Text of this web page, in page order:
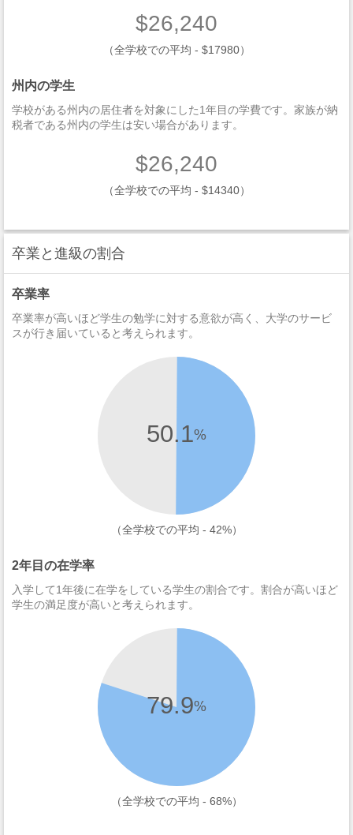
$26,240
（全学校での平均 - $17980）
州内の学生
学校がある州内の居住者を対象にした1年目の学費です。家族が納
税者である州内の学生は安い場合があります。
$26,240
（全学校での平均 - $14340）
卒業と進級の割合
卒業率
卒業率が高いほど学生の勉学に対する意欲が高く、大学のサービ
スが行き届いていると考えられます。
50.1%
（全学校での平均 - 42%）
2年目の在学率
入学して1年後に在学をしている学生の割合です。割合が高いほど
学生の満足度が高いと考えられます。
79.9%
（全学校での平均 - 68%）